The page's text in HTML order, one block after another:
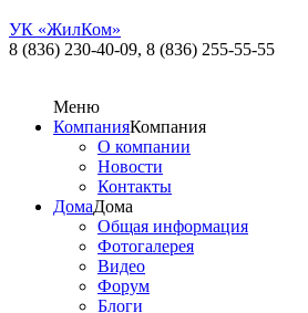
УК «ЖилКом»
8 (836) 230-40-09, 8 (836) 255-55-55
Меню
КомпанияКомпания
О компании
Новости
Контакты
ДомаДома
Общая информация
Фотогалерея
Видео
Форум
Блоги